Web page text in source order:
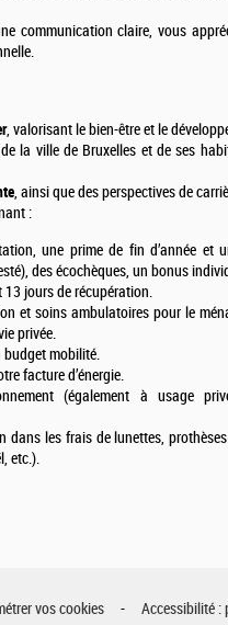
communication claire, vous
, valorisant le bien-être et le
la ville de Bruxelles et de ses
, ainsi que des perspectives de
:
une prime de fin d’année et
des écochèques, un bonus
jours de récupération.
et soins ambulatoires pour le
privée.
budget mobilité.
facture d’énergie.
(également à usage
dans les frais de lunettes,
etc.).
vos cookies Accessibilité :